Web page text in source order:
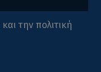
και τηνπολιτική